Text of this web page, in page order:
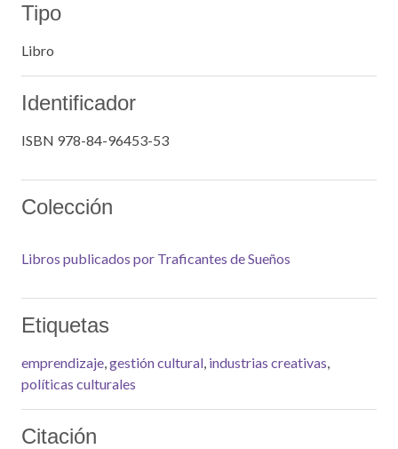
Tipo
Libro
Identificador
ISBN 978-84-96453-53
Colección
Libros publicados por Traficantes de Sueños
Etiquetas
emprendizaje,gestión cultural, industrias creativas,
políticas culturales
Citación